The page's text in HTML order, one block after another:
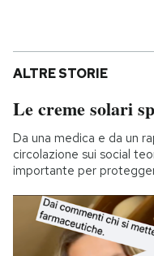
ALTRE STORIE
Le creme solari
Da una medica e da un
circolazione sui social
importante per